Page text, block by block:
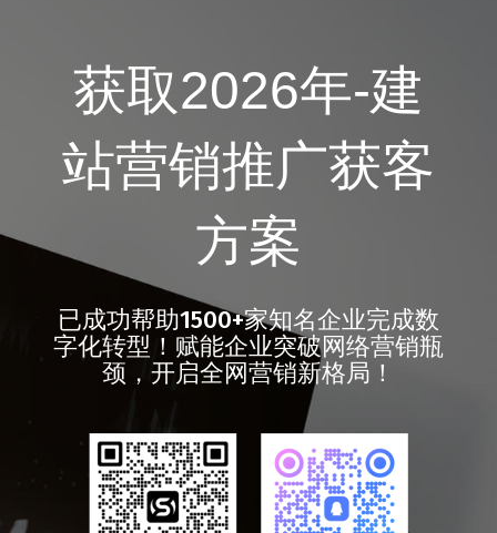
获取2026年-建
站营销推广获客
方案
已成功帮助1500+家知名企业完成数
字化转型！赋能企业突破网络营销瓶
颈，开启全网营销新格局！